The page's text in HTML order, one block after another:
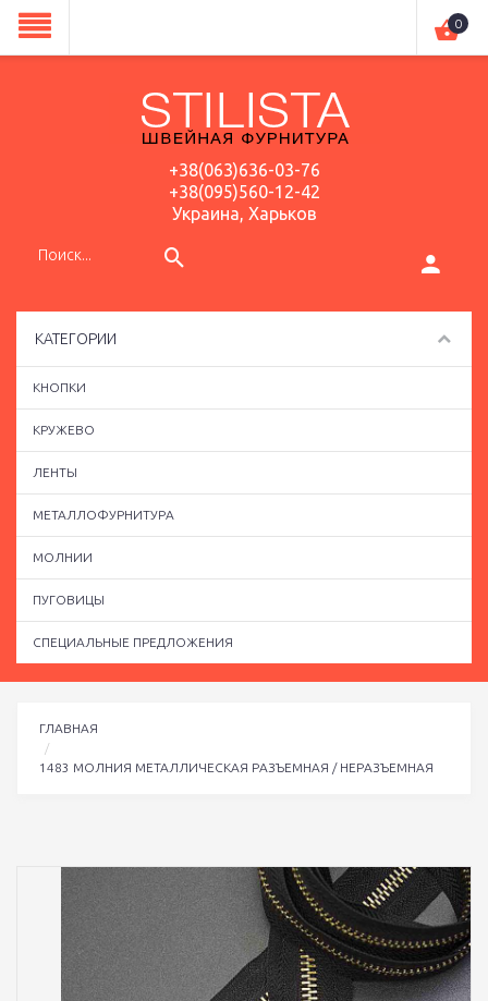
+38(063)636-03-76
+38(095)560-12-42
Украина, Харьков
0
КАТЕГОРИИ
КНОПКИ
КРУЖЕВО
ЛЕНТЫ
МЕТАЛЛОФУРНИТУРА
МОЛНИИ
ПУГОВИЦЫ
СПЕЦИАЛЬНЫЕ ПРЕДЛОЖЕНИЯ
ГЛАВНАЯ
1483 МОЛНИЯ МЕТАЛЛИЧЕСКАЯ РАЗЪЕМНАЯ / НЕРАЗЪЕМНАЯ